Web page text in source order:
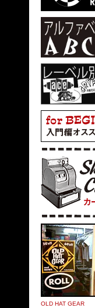
OLD HAT GEAR